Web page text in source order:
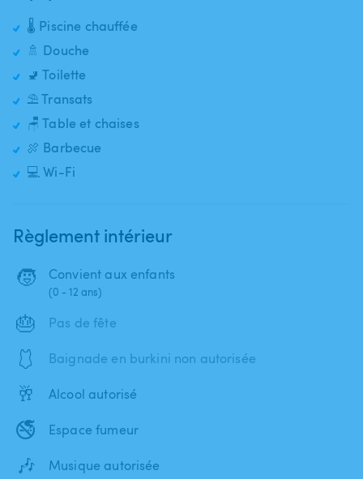
🌡️ Piscine chauffée
🚿 Douche
🚽 Toilette
⛱️ Transats
🪑 Table et chaises
🍖 Barbecue
💻 Wi-Fi
Règlement intérieur
🧒 Convient aux enfants
(0 - 12 ans)
🎂 Pas de fête
🩱 Baignade en burkini non autorisée
🥂 Alcool autorisé
🚭 Espace fumeur
🎶 Musique autorisée